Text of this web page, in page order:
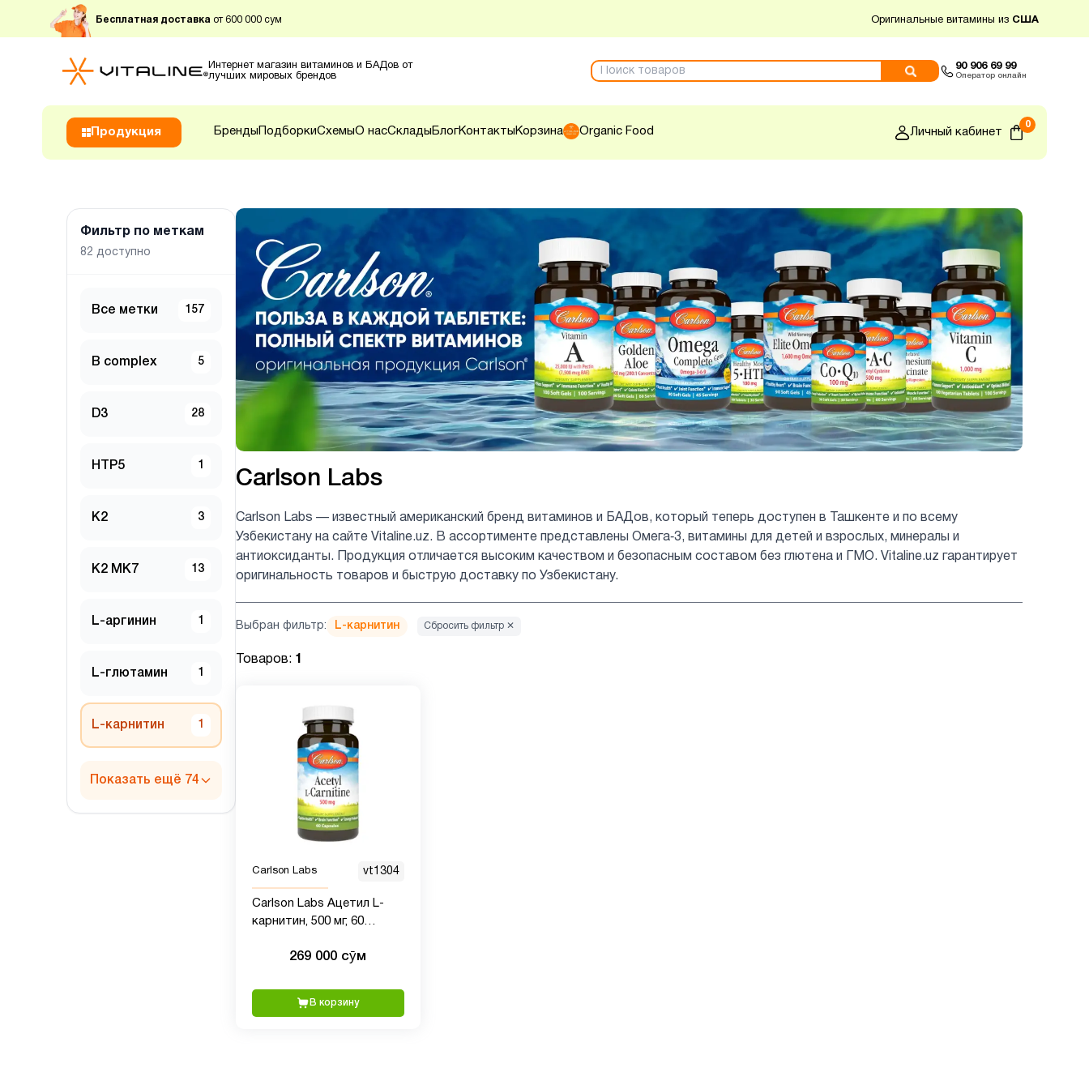
Бесплатная доставка от 600 000 сум Оригинальные витамины из США
Интернет магазин витаминов и БАДов от
лучших мировых брендов
90 906 69 99
Оператор онлайн
Продукция Бренды ПодборкиСхемыО насСклады БлогКонтакты Корзина Organic Food Личный кабинет
0
Фильтр по меткам
82 доступно
Все метки 157
B complex 5
D3 28
HTP5 1
K2 3
K2 MK7 13
L-аргинин 1
L-глютамин 1
L-карнитин 1
Показать ещё 74
Carlson Labs
Carlson Labs — известный американский бренд витаминов и БАДов, который теперь доступен в Ташкенте и по всему
Узбекистану на сайте Vitaline.uz. В ассортименте представлены Омега‑3, витамины для детей и взрослых, минералы и
антиоксиданты. Продукция отличается высоким качеством и безопасным составом без глютена и ГМО. Vitaline.uz гарантирует
оригинальность товаров и быструю доставку по Узбекистану.
Выбран фильтр: L-карнитин Сбросить фильтр ✕
Товаров: 1
Carlson Labs vt1304
Carlson Labs Ацетил L-
карнитин, 500 мг, 60
269 000 сӯм
В корзину